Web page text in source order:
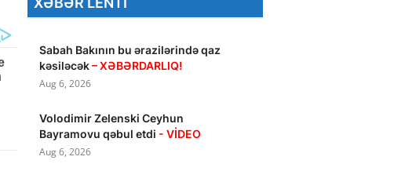
Sabah Bakının bu ərazilərində qaz
kəsiləcək– XƏBƏRDARLIQ!
Aug 6, 2026
Volodimir Zelenski Ceyhun
Bayramovu qəbul etdi - VİDEO
Aug 6, 2026